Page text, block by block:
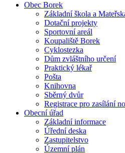
Obec Borek
Základní škola a
Dotační projekty
Sportovní areál
Koupaliště Borek
Cyklostezka
Dům zvláštního určení
Praktický lékař
Pošta
Knihovna
Sběrný dvůr
Registrace pro zasílání
Obecní úřad
Základní informace
Úřední deska
Zastupitelstvo
Územní plán